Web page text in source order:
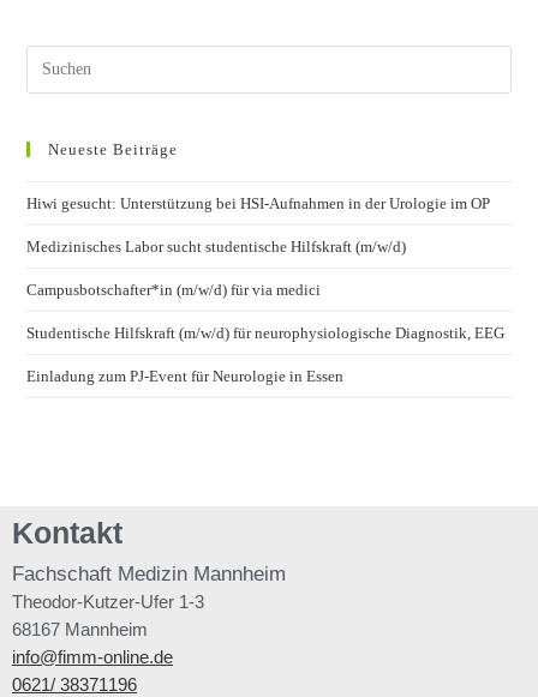
Neueste Beiträge
Hiwi gesucht: Unterstützung bei HSI-Aufnahmen in der Urologie im OP
Medizinisches Labor sucht studentische Hilfskraft (m/w/d)
Campusbotschafter*in (m/w/d) für via medici
Studentische Hilfskraft (m/w/d) für neurophysiologische Diagnostik, EEG
Einladung zum PJ-Event für Neurologie in Essen
Kontakt
Fachschaft Medizin Mannheim
Theodor-Kutzer-Ufer 1-3
68167 Mannheim
info@fimm-online.de
0621/ 38371196